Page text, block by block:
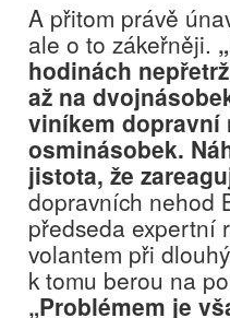
A přitom právě
ale o to zákeřněji.
hodinách
až na
viníkem dopravní
osminásobek.
jistota, že
dopravních nehod
předseda expertní
volantem při
k tomu berou na
„Problémem je